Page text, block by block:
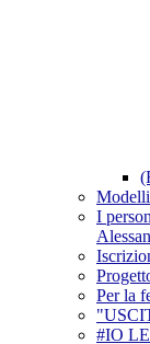
I
Per la
#IO